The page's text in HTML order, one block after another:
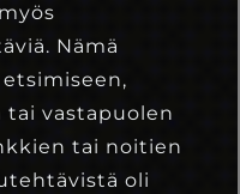
Nämä
tai vastapuolen
tai noitien
oli